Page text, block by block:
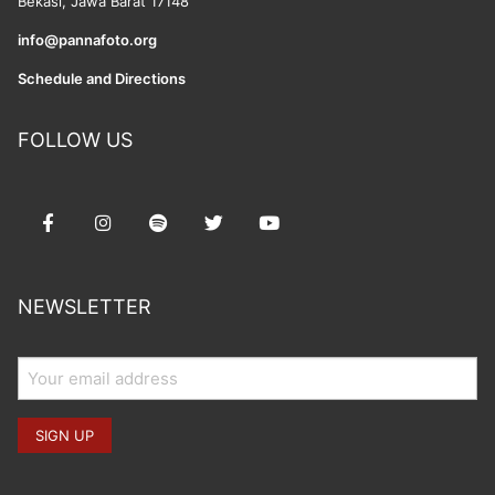
info@pannafoto.org
Schedule and Directions
FOLLOW US
NEWSLETTER